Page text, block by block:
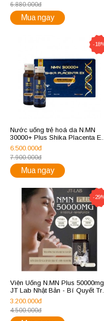
6.880.000đ
Mua ngay
-
Nước uống trẻ hoá da N.MN
30000+ Plus Shika Placenta EX
tế bào gốc nhau thai huơu
6.500.000đ
7.900.000đ
Mua ngay
-
Viên Uống N.MN Plus 50000mg
JT Lab Nhật Bản - Bí Quyết
Hóa Da, Tăng Cường Sức Khỏe
Tổng Thể
3.200.000đ
4.500.000đ